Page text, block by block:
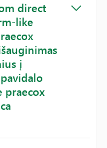
direct
like
į
praecox